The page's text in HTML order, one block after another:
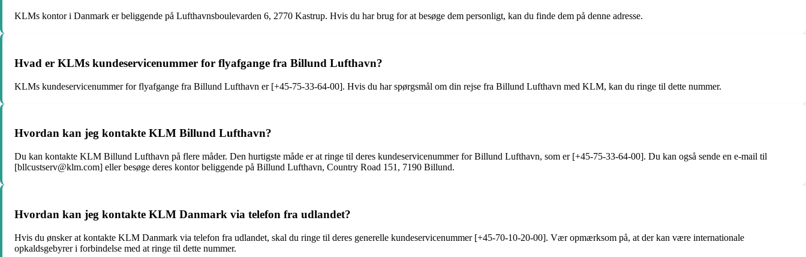
KLMs kontor i Danmark er beliggende på Lufthavnsboulevarden 6, 2770 Kastrup. Hvis du har brug for at besøge dem personligt, kan du finde dem på denne adresse.
Hvad er KLMs kundeservicenummer for flyafgange fra Billund Lufthavn?
KLMs kundeservicenummer for flyafgange fra Billund Lufthavn er [+45-75-33-64-00]. Hvis du har spørgsmål om din rejse fra Billund Lufthavn med KLM, kan du ringe til dette nummer.
Hvordan kan jeg kontakte KLM Billund Lufthavn?
Du kan kontakte KLM Billund Lufthavn på flere måder. Den hurtigste måde er at ringe til deres kundeservicenummer for Billund Lufthavn, som er [+45-75-33-64-00]. Du kan også sende en e-mail til
[bllcustserv@klm.com] eller besøge deres kontor beliggende på Billund Lufthavn, Country Road 151, 7190 Billund.
Hvordan kan jeg kontakte KLM Danmark via telefon fra udlandet?
Hvis du ønsker at kontakte KLM Danmark via telefon fra udlandet, skal du ringe til deres generelle kundeservicenummer [+45-70-10-20-00]. Vær opmærksom på, at der kan være internationale
opkaldsgebyrer i forbindelse med at ringe til dette nummer.